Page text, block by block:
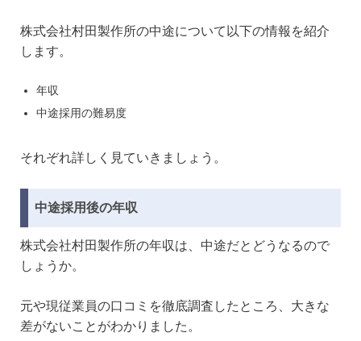
株式会社村田製作所の中途について以下の情報を紹介
します。
年収
中途採用の難易度
それぞれ詳しく見ていきましょう。
中途採用後の年収
株式会社村田製作所の年収は、中途だとどうなるので
しょうか。
元や現従業員の口コミを徹底調査したところ、大きな
差がないことがわかりました。